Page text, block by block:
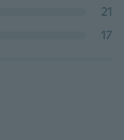
21
17